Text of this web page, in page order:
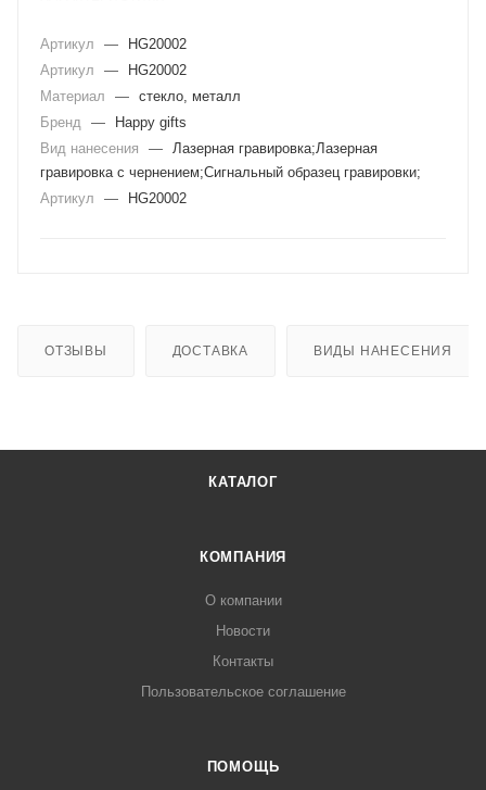
Артикул —
HG20002
Артикул
—
HG20002
Материал
— стекло, металл
Бренд
—
Happy gifts
Вид нанесения
—
Лазерная гравировка;Лазерная
гравировка с чернением;Сигнальный образец гравировки;
Артикул
— HG20002
ОТЗЫВЫ ДОСТАВКА ВИДЫ НАНЕСЕНИЯ
КАТАЛОГ
КОМПАНИЯ
О компании
Новости
Контакты
Пользовательское соглашение
ПОМОЩЬ